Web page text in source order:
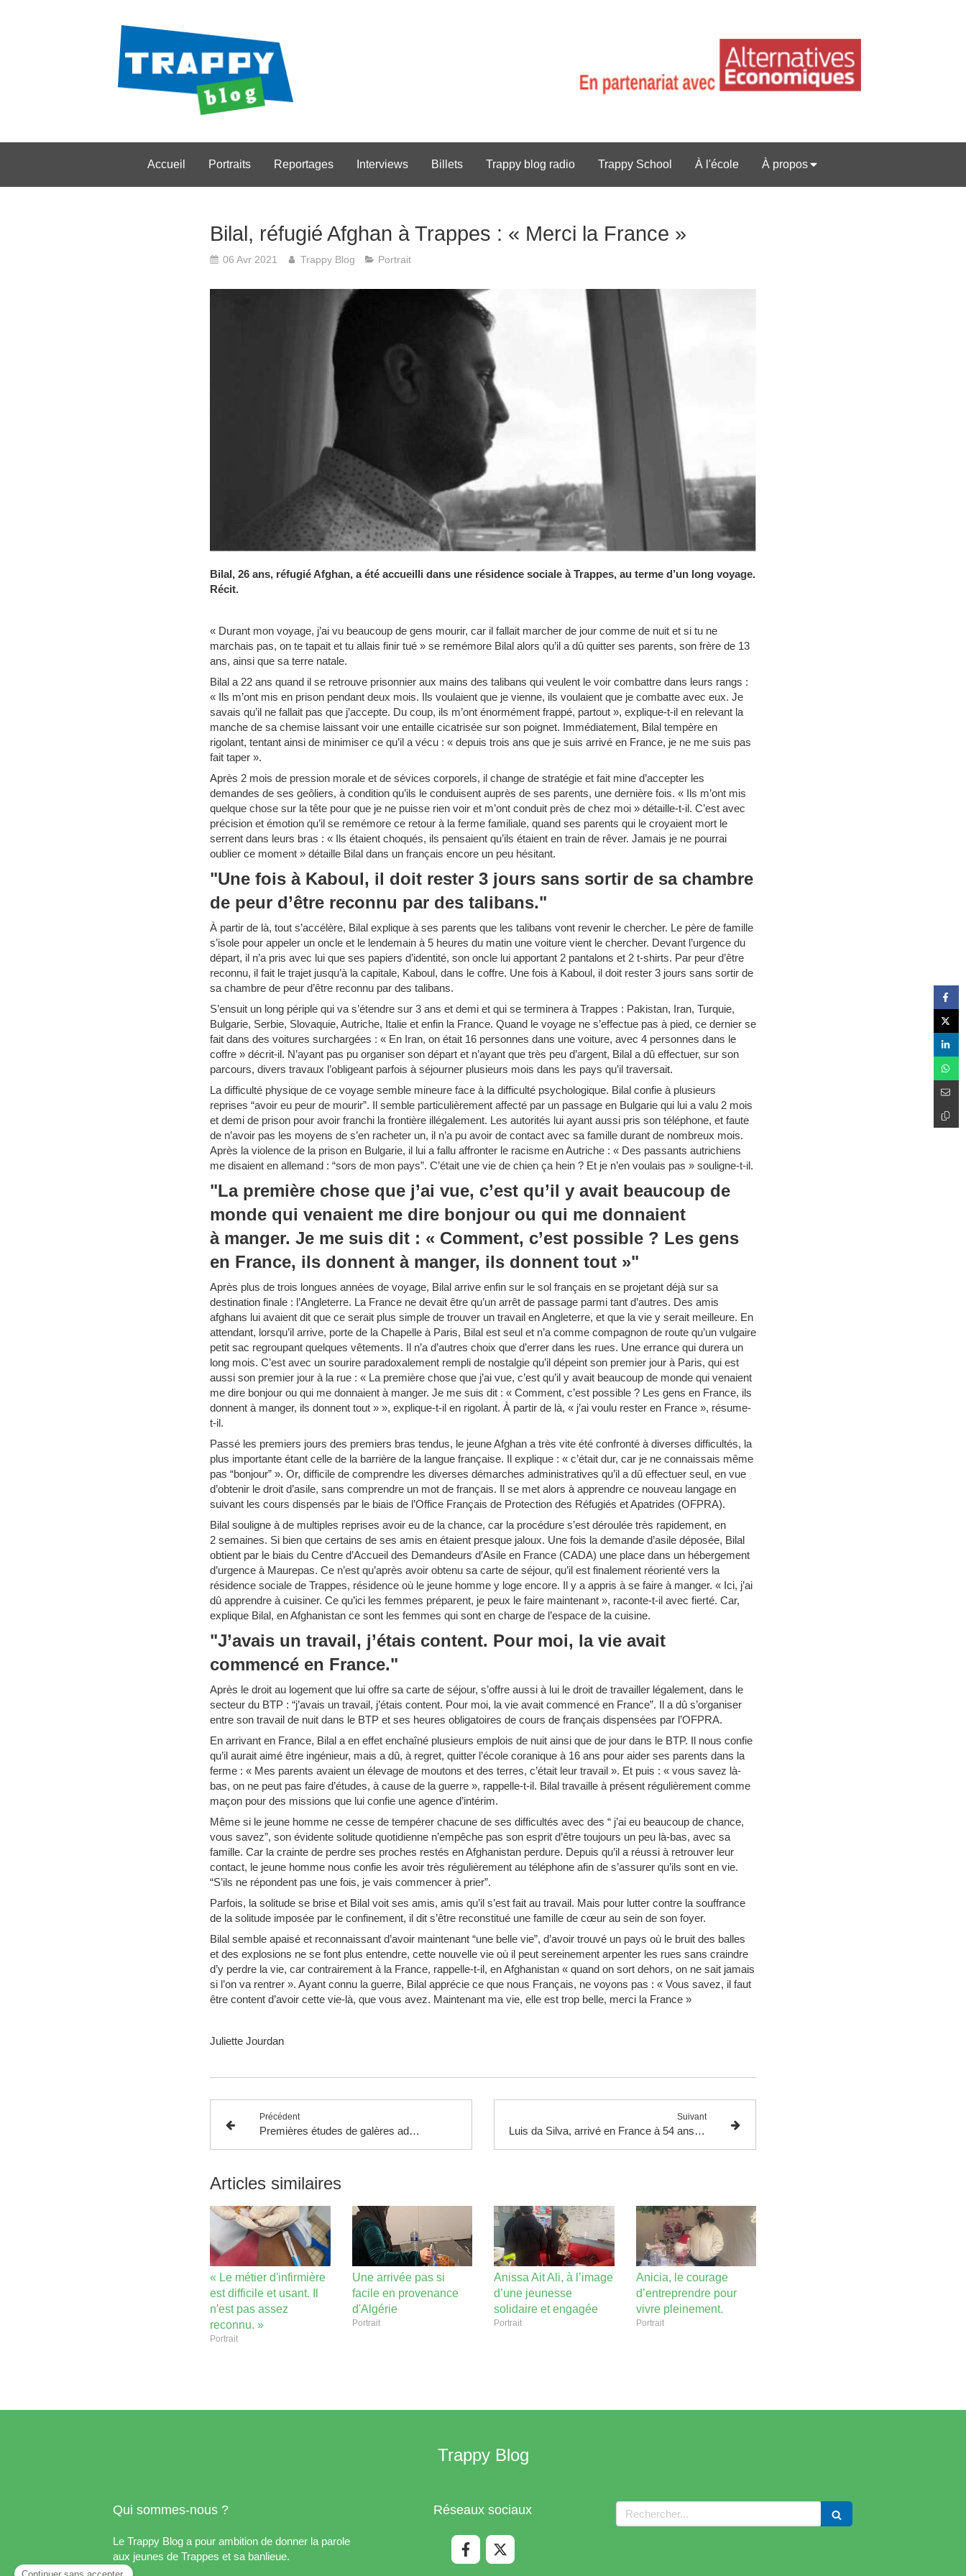
Accueil Portraits Reportages Interviews Billets Trappy blog radio Trappy School À l'école À propos
Bilal, réfugié Afghan à Trappes : « Merci la France »
06 Avr 2021 Trappy Blog Portrait
Bilal, 26 ans, réfugié Afghan, a été accueilli dans une résidence sociale à Trappes, au terme d’un long voyage.
Récit.
« Durant mon voyage, j’ai vu beaucoup de gens mourir, car il fallait marcher de jour comme de nuit et si tu ne
marchais pas, on te tapait et tu allais finir tué » se remémore Bilal alors qu’il a dû quitter ses parents, son frère de 13
ans, ainsi que sa terre natale.
Bilal a 22 ans quand il se retrouve prisonnier aux mains des talibans qui veulent le voir combattre dans leurs rangs :
« Ils m’ont mis en prison pendant deux mois. Ils voulaient que je vienne, ils voulaient que je combatte avec eux. Je
savais qu’il ne fallait pas que j’accepte. Du coup, ils m’ont énormément frappé, partout », explique-t-il en relevant la
manche de sa chemise laissant voir une entaille cicatrisée sur son poignet. Immédiatement, Bilal tempère en
rigolant, tentant ainsi de minimiser ce qu’il a vécu : « depuis trois ans que je suis arrivé en France, je ne me suis pas
fait taper ».
Après 2 mois de pression morale et de sévices corporels, il change de stratégie et fait mine d’accepter les
demandes de ses geôliers, à condition qu’ils le conduisent auprès de ses parents, une dernière fois. « Ils m’ont mis
quelque chose sur la tête pour que je ne puisse rien voir et m’ont conduit près de chez moi » détaille-t-il. C’est avec
précision et émotion qu’il se remémore ce retour à la ferme familiale, quand ses parents qui le croyaient mort le
serrent dans leurs bras : « Ils étaient choqués, ils pensaient qu’ils étaient en train de rêver. Jamais je ne pourrai
oublier ce moment » détaille Bilal dans un français encore un peu hésitant.
"Une fois à Kaboul, il doit rester 3 jours sans sortir de sa chambre
de peur d’être reconnu par des talibans."
À partir de là, tout s’accélère, Bilal explique à ses parents que les talibans vont revenir le chercher. Le père de famille
s’isole pour appeler un oncle et le lendemain à 5 heures du matin une voiture vient le chercher. Devant l’urgence du
départ, il n’a pris avec lui que ses papiers d’identité, son oncle lui apportant 2 pantalons et 2 t‑shirts. Par peur d’être
reconnu, il fait le trajet jusqu’à la capitale, Kaboul, dans le coffre. Une fois à Kaboul, il doit rester 3 jours sans sortir de
sa chambre de peur d’être reconnu par des talibans.
S’ensuit un long périple qui va s’étendre sur 3 ans et demi et qui se terminera à Trappes : Pakistan, Iran, Turquie,
Bulgarie, Serbie, Slovaquie, Autriche, Italie et enfin la France. Quand le voyage ne s’effectue pas à pied, ce dernier se
fait dans des voitures surchargées : « En Iran, on était 16 personnes dans une voiture, avec 4 personnes dans le
coffre » décrit-il. N’ayant pas pu organiser son départ et n’ayant que très peu d’argent, Bilal a dû effectuer, sur son
parcours, divers travaux l’obligeant parfois à séjourner plusieurs mois dans les pays qu’il traversait.
La difficulté physique de ce voyage semble mineure face à la difficulté psychologique. Bilal confie à plusieurs
reprises “avoir eu peur de mourir”. Il semble particulièrement affecté par un passage en Bulgarie qui lui a valu 2 mois
et demi de prison pour avoir franchi la frontière illégalement. Les autorités lui ayant aussi pris son téléphone, et faute
de n’avoir pas les moyens de s’en racheter un, il n’a pu avoir de contact avec sa famille durant de nombreux mois.
Après la violence de la prison en Bulgarie, il lui a fallu affronter le racisme en Autriche : « Des passants autrichiens
me disaient en allemand : “sors de mon pays”. C’était une vie de chien ça hein ? Et je n’en voulais pas » souligne-t-il.
"La première chose que j’ai vue, c’est qu’il y avait beaucoup de
monde qui venaient me dire bonjour ou qui me donnaient
à manger. Je me suis dit : « Comment, c’est possible ? Les gens
en France, ils donnent à manger, ils donnent tout »"
Après plus de trois longues années de voyage, Bilal arrive enfin sur le sol français en se projetant déjà sur sa
destination finale : l’Angleterre. La France ne devait être qu’un arrêt de passage parmi tant d’autres. Des amis
afghans lui avaient dit que ce serait plus simple de trouver un travail en Angleterre, et que la vie y serait meilleure. En
attendant, lorsqu’il arrive, porte de la Chapelle à Paris, Bilal est seul et n’a comme compagnon de route qu’un vulgaire
petit sac regroupant quelques vêtements. Il n’a d’autres choix que d’errer dans les rues. Une errance qui durera un
long mois. C’est avec un sourire paradoxalement rempli de nostalgie qu’il dépeint son premier jour à Paris, qui est
aussi son premier jour à la rue : « La première chose que j’ai vue, c’est qu’il y avait beaucoup de monde qui venaient
me dire bonjour ou qui me donnaient à manger. Je me suis dit : « Comment, c’est possible ? Les gens en France, ils
donnent à manger, ils donnent tout » », explique-t-il en rigolant. À partir de là, « j’ai voulu rester en France », résume-
t-il.
Passé les premiers jours des premiers bras tendus, le jeune Afghan a très vite été confronté à diverses difficultés, la
plus importante étant celle de la barrière de la langue française. Il explique : « c’était dur, car je ne connaissais même
pas “bonjour” ». Or, difficile de comprendre les diverses démarches administratives qu’il a dû effectuer seul, en vue
d’obtenir le droit d’asile, sans comprendre un mot de français. Il se met alors à apprendre ce nouveau langage en
suivant les cours dispensés par le biais de l’Office Français de Protection des Réfugiés et Apatrides (OFPRA).
Bilal souligne à de multiples reprises avoir eu de la chance, car la procédure s’est déroulée très rapidement, en
2 semaines. Si bien que certains de ses amis en étaient presque jaloux. Une fois la demande d’asile déposée, Bilal
obtient par le biais du Centre d’Accueil des Demandeurs d’Asile en France (CADA) une place dans un hébergement
d’urgence à Maurepas. Ce n’est qu’après avoir obtenu sa carte de séjour, qu’il est finalement réorienté vers la
résidence sociale de Trappes, résidence où le jeune homme y loge encore. Il y a appris à se faire à manger. « Ici, j’ai
dû apprendre à cuisiner. Ce qu’ici les femmes préparent, je peux le faire maintenant », raconte-t-il avec fierté. Car,
explique Bilal, en Afghanistan ce sont les femmes qui sont en charge de l’espace de la cuisine.
"J’avais un travail, j’étais content. Pour moi, la vie avait
commencé en France."
Après le droit au logement que lui offre sa carte de séjour, s’offre aussi à lui le droit de travailler légalement, dans le
secteur du BTP : “j’avais un travail, j’étais content. Pour moi, la vie avait commencé en France”. Il a dû s’organiser
entre son travail de nuit dans le BTP et ses heures obligatoires de cours de français dispensées par l’OFPRA.
En arrivant en France, Bilal a en effet enchaîné plusieurs emplois de nuit ainsi que de jour dans le BTP. Il nous confie
qu’il aurait aimé être ingénieur, mais a dû, à regret, quitter l’école coranique à 16 ans pour aider ses parents dans la
ferme : « Mes parents avaient un élevage de moutons et des terres, c’était leur travail ». Et puis : « vous savez là-
bas, on ne peut pas faire d’études, à cause de la guerre », rappelle-t-il. Bilal travaille à présent régulièrement comme
maçon pour des missions que lui confie une agence d’intérim.
Même si le jeune homme ne cesse de tempérer chacune de ses difficultés avec des “ j’ai eu beaucoup de chance,
vous savez”, son évidente solitude quotidienne n’empêche pas son esprit d’être toujours un peu là-bas, avec sa
famille. Car la crainte de perdre ses proches restés en Afghanistan perdure. Depuis qu’il a réussi à retrouver leur
contact, le jeune homme nous confie les avoir très régulièrement au téléphone afin de s’assurer qu’ils sont en vie.
“S’ils ne répondent pas une fois, je vais commencer à prier”.
Parfois, la solitude se brise et Bilal voit ses amis, amis qu’il s’est fait au travail. Mais pour lutter contre la souffrance
de la solitude imposée par le confinement, il dit s’être reconstitué une famille de cœur au sein de son foyer.
Bilal semble apaisé et reconnaissant d’avoir maintenant “une belle vie”, d’avoir trouvé un pays où le bruit des balles
et des explosions ne se font plus entendre, cette nouvelle vie où il peut sereinement arpenter les rues sans craindre
d’y perdre la vie, car contrairement à la France, rappelle-t-il, en Afghanistan « quand on sort dehors, on ne sait jamais
si l’on va rentrer ». Ayant connu la guerre, Bilal apprécie ce que nous Français, ne voyons pas : « Vous savez, il faut
être content d’avoir cette vie-là, que vous avez. Maintenant ma vie, elle est trop belle, merci la France »
Juliette Jourdan
Précédent
Premières études de galères administratives et financières
Suivant
Luis da Silva, arrivé en France à 54 ans pour aider sa famille
Articles similaires
« Le métier d'infirmière
est difficile et usant. Il
n'est pas assez
reconnu. »
Portrait
Une arrivée pas si
facile en provenance
d'Algérie
Portrait
Anissa Ait Ali, à l’image
d’une jeunesse
solidaire et engagée
Portrait
Anicia, le courage
d’entreprendre pour
vivre pleinement.
Portrait
Trappy Blog
Qui sommes-nous ?
Le Trappy Blog a pour ambition de donner la parole
aux jeunes de Trappes et sa banlieue.
Réseaux sociaux Rechercher